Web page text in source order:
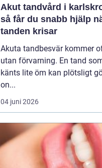
Akut tandvård i
så får du snabb hjälp
tanden krisar
Akuta tandbesvär kommer
utan förvarning. En tand
känts lite öm kan plötsligt
on...
04 juni 2026